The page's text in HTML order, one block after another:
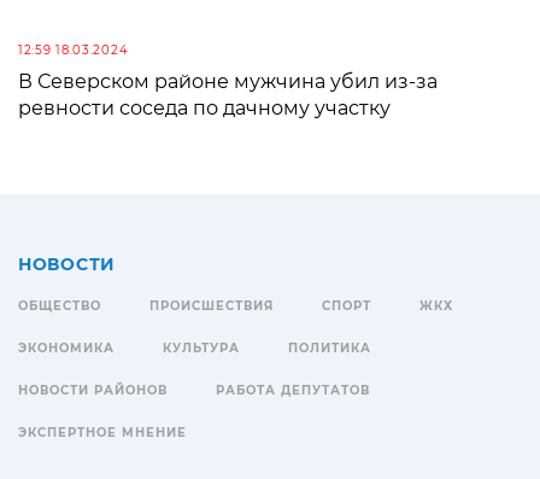
12:59 18.03.2024
В Северском районе мужчина убил из-за
ревности соседа по дачному участку
НОВОСТИ
ОБЩЕСТВО ПРОИСШЕСТВИЯ СПОРТ ЖКХ
ЭКОНОМИКА КУЛЬТУРА ПОЛИТИКА
НОВОСТИ РАЙОНОВ РАБОТА ДЕПУТАТОВ
ЭКСПЕРТНОЕ МНЕНИЕ